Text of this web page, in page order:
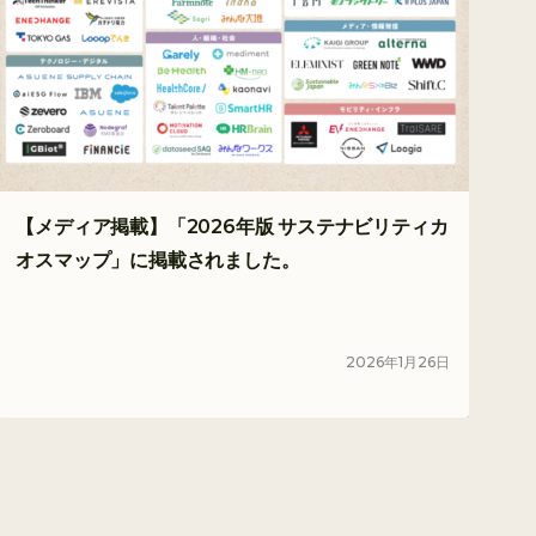
【メディア掲載】「2026年版 サステナビリティカ
オスマップ」に掲載されました。
2026年1 月 26日